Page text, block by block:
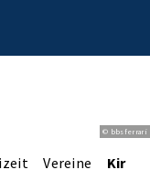
© bbsferrari
Vereine